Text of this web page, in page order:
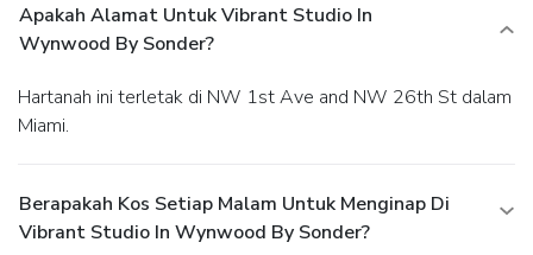
Apakah Alamat Untuk Vibrant Studio In
Wynwood By Sonder?
Hartanah ini terletak di NW 1st Ave and NW 26th St dalam
Miami.
Berapakah Kos Setiap Malam Untuk Menginap Di
Vibrant Studio In Wynwood By Sonder?